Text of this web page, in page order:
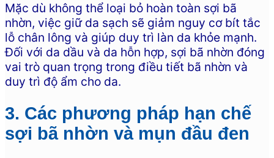
Mặc dù không thể loại bỏ hoàn toàn sợi bã
nhờn, việc giữ da sạch sẽ giảm nguy cơ bít tắc
lỗ chân lông và giúp duy trì làn da khỏe mạnh.
Đối với da dầu và da hỗn hợp, sợi bã nhờn đóng
vai trò quan trọng trong điều tiết bã nhờn và
duy trì độ ẩm cho da.
3. Các phương pháp hạn chế
sợi bã nhờn và mụn đầu đen